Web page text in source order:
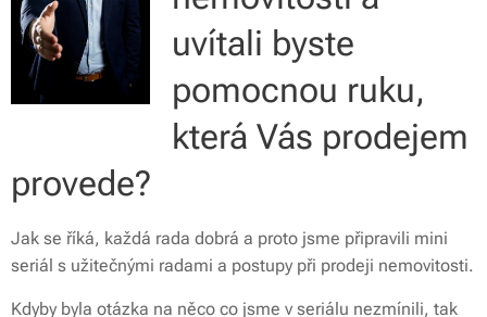
uvítali byste
pomocnou ruku,
která Vás prodejem
provede?
Jak se říká, každá rada dobrá a proto jsme připravili mini
seriál s užitečnými radami a postupy při prodeji nemovitosti.
Kdyby byla otázka na něco co jsme v seriálu nezmínili, tak